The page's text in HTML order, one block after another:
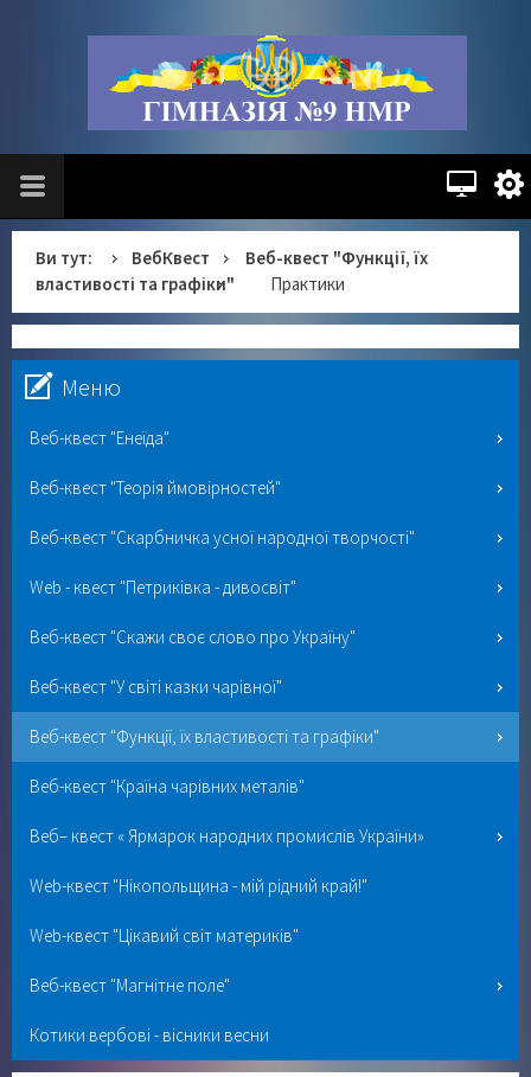
Ви тут: ВебКвест
Веб-квест "Функції, їх
властивості та графіки"
Практики
Меню
Веб-квест "Енеїда"
Веб-квест "Теорія ймовірностей"
Веб-квест "Скарбничка усної народної творчості"
Web - квест "Петриківка - дивосвіт"
Веб-квест "Скажи своє слово про Україну"
Веб-квест "У світі казки чарівної"
Веб-квест "Функції, їх властивості та графіки"
Веб-квест "Країна чарівних металів"
Веб– квест « Ярмарок народних промислів України»
Web-квест "Нікопольщина - мій рідний край!"
Web-квест "Цікавий світ материків"
Веб-квест "Магнітне поле"
Котики вербові - вісники весни